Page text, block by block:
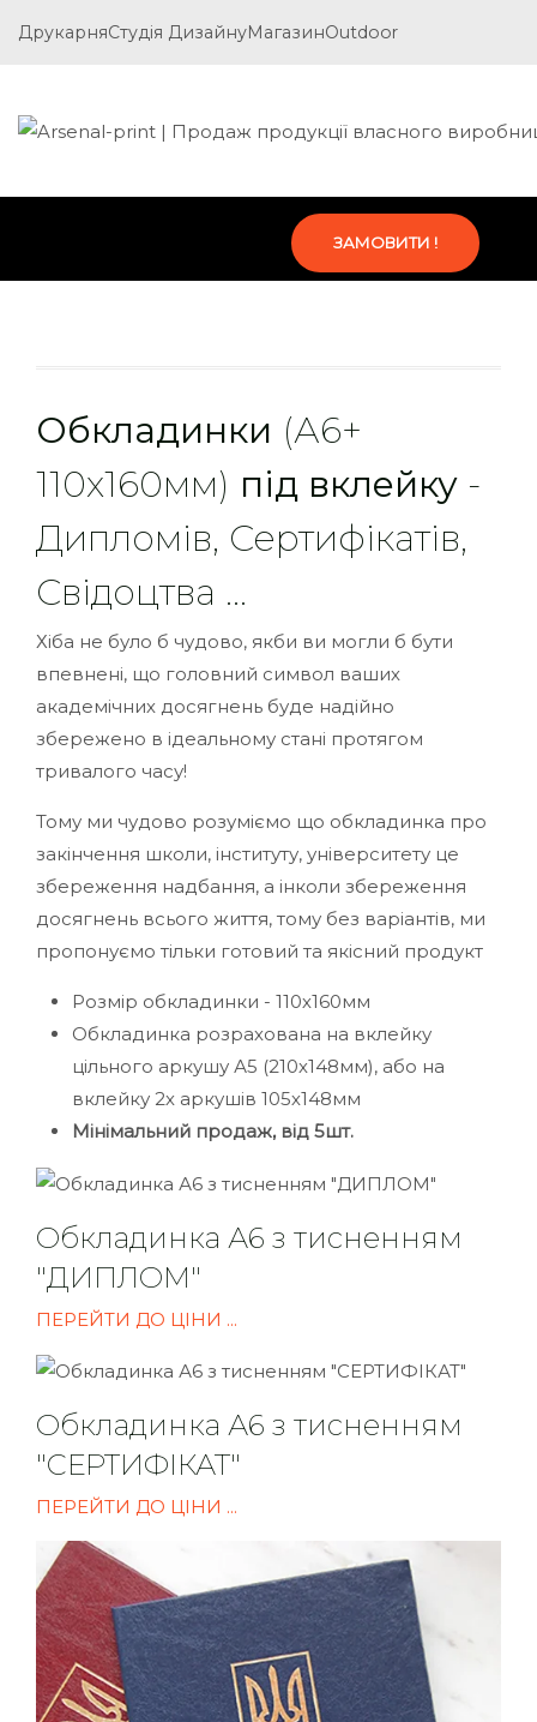
ДрукарняСтудія ДизайнуМагазинOutdoor
ЗАМОВИТИ !
Обкладинки (А6+
110х160мм) під вклейку -
Дипломів, Сертифікатів,
Свідоцтва ...
Хіба не було б чудово, якби ви могли б бути
впевнені, що головний символ ваших
академічних досягнень буде надійно
збережено в ідеальному стані протягом
тривалого часу!
Тому ми чудово розуміємо що обкладинка про
закінчення школи, інституту, університету це
збереження надбання, а інколи збереження
досягнень всього життя, тому без варіантів, ми
пропонуємо тільки готовий та якісний продукт
Розмір обкладинки - 110х160мм
Обкладинка розрахована на вклейку
цільного аркушу А5 (210х148мм), або на
вклейку 2х аркушів 105х148мм
Мінімальний продаж, від 5шт.
Обкладинка А6 з тисненням
"ДИПЛОМ"
ПЕРЕЙТИ ДО ЦІНИ ...
Обкладинка А6 з тисненням
"СЕРТИФІКАТ"
ПЕРЕЙТИ ДО ЦІНИ ...